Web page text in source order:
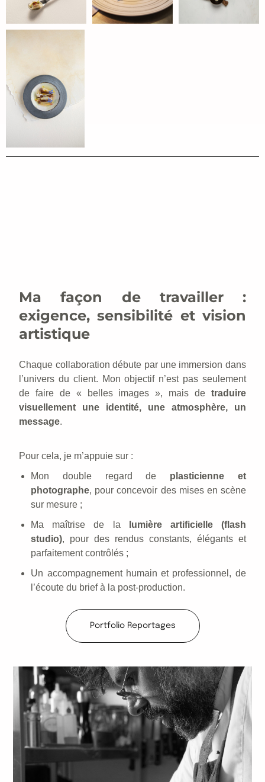
Ma façon de travailler :
exigence, sensibilité et vision
artistique
Chaque collaboration débute par une immersion dans
l’univers du client. Mon objectif n’est pas seulement
de faire de « belles images », mais de traduire
visuellement une identité, une atmosphère, un
message.
Pour cela, je m’appuie sur :
Mon double regard de plasticienne et
photographe, pour concevoir des mises en scène
sur mesure ;
Ma maîtrise de la
lumière artificielle (flash
studio), pour des rendus constants, élégants et
parfaitement contrôlés ;
Un accompagnement humain et professionnel, de
l’écoute du brief à la post-production.
Portfolio Reportages